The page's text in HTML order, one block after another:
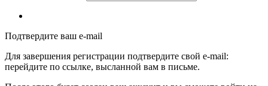
Подтвердите ваш e-mail
Для завершения регистрации подтвердите свой e-mail:
перейдите по ссылке, высланной вам в письме.